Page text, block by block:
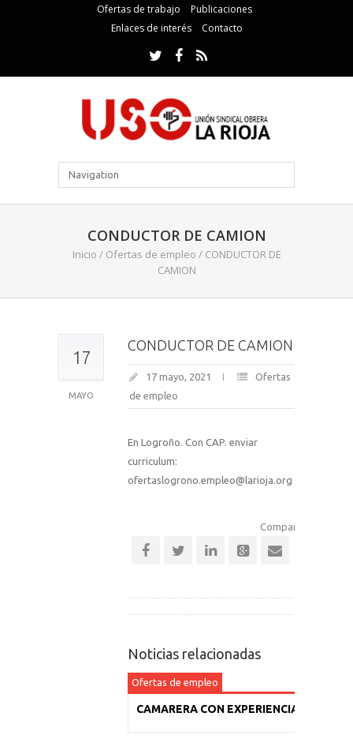
Ofertas de trabajo
Publicaciones
Enlaces de interés
Contacto
CONDUCTOR DE CAMION
Inicio / Ofertas de empleo / CONDUCTOR DE
CAMION
17
MAYO
CONDUCTOR DE CAMION
17 mayo, 2021
Ofertas
de empleo
En Logroño. Con CAP. enviar
curriculum:
ofertaslogrono.empleo@larioja.org
Comparte esta
Noticias relacionadas
Ofertas de empleo
CAMARERA CON EXPERIENCIA